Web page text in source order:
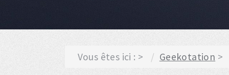
Vous êtes ici : Geekotation